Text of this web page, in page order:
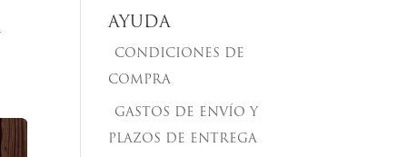
AYUDA
CONDICIONES DE
COMPRA
GASTOS DE ENVÍO Y
PLAZOS DE ENTREGA